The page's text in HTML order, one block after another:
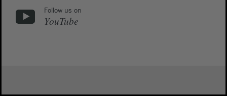
Follow us on
YouTube